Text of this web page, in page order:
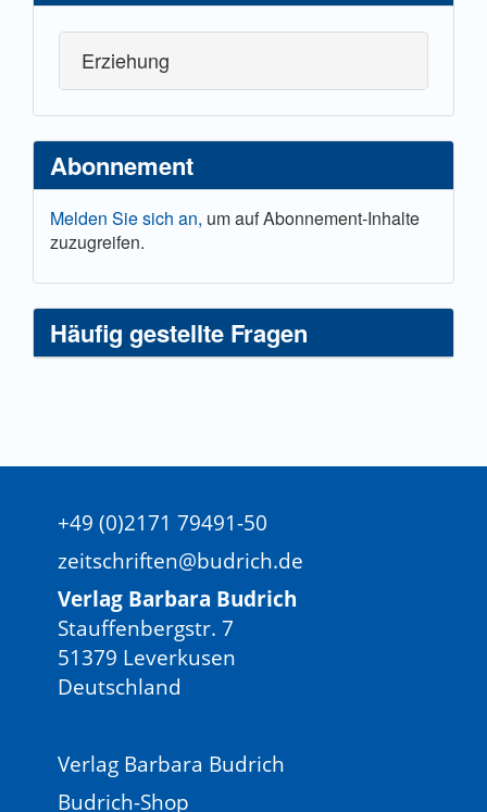
Erziehung
Abonnement
Melden Sie sich an, um auf Abonnement-Inhalte
zuzugreifen.
Häufig gestellte Fragen
+49 (0)2171 79491-50
zeitschriften@budrich.de
Verlag Barbara Budrich
Stauffenbergstr. 7
51379 Leverkusen
Deutschland
Verlag Barbara Budrich
Budrich-Shop